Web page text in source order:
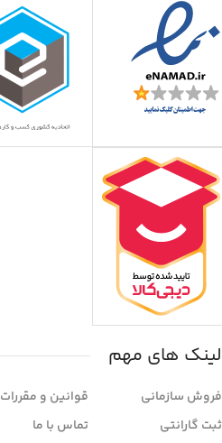
لینک های مهم
فروش سازمانی
ثبت گارانتی
قوانین و مقررات
تماس با ما